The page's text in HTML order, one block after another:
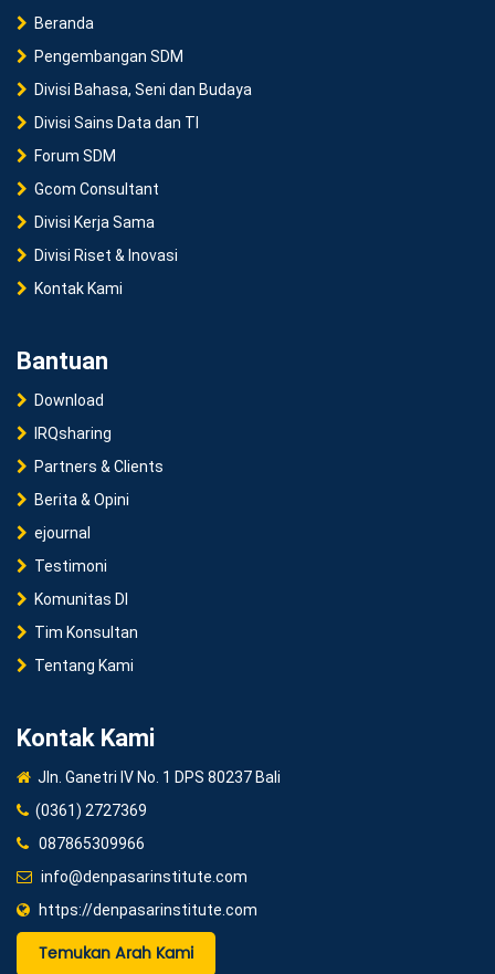
Beranda
Pengembangan SDM
Divisi Bahasa, Seni dan Budaya
Divisi Sains Data dan TI
Forum SDM
Gcom Consultant
Divisi Kerja Sama
Divisi Riset & Inovasi
Kontak Kami
Bantuan
Download
IRQsharing
Partners & Clients
Berita & Opini
ejournal
Testimoni
Komunitas DI
Tim Konsultan
Tentang Kami
Kontak Kami
Jln. Ganetri IV No. 1 DPS 80237 Bali
(0361) 2727369
087865309966
info@denpasarinstitute.com
https://denpasarinstitute.com
Temukan Arah Kami